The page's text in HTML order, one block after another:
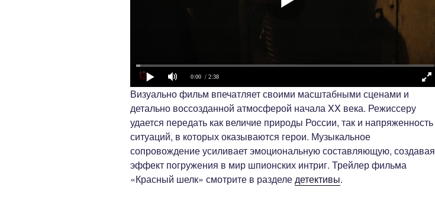
0:00 / 2:38
Визуально фильм впечатляет своими масштабными сценами и
детально воссозданной атмосферой начала XX века. Режиссеру
удается передать как величие природы России, так и напряженность
ситуаций, в которых оказываются герои. Музыкальное
сопровождение усиливает эмоциональную составляющую, создавая
эффект погружения в мир шпионских интриг. Трейлер фильма
«Красный шелк» смотрите в разделедетективы.